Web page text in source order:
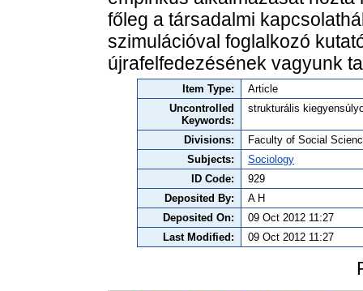
főleg a társadalmi
szimulációval foglalkozó
újrafelfedezésének vagyunk
Item Type:
Article
Uncontrolled
Keywords:
strukturális
Divisions:
Faculty of Social
Subjects:
Sociology
ID Code:
929
Deposited By:
A H
Deposited On:
09 Oct 2012 11:27
Last Modified:
09 Oct 2012 11:27